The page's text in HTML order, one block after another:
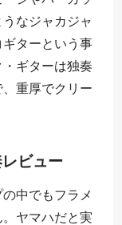
なジャカジャ
ターという事
ギターは独奏
重厚でクリー
ビュー
中でもフラメ
ヤマハだと実